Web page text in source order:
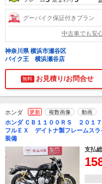
グーバイク保証付きプラン
中古車でも安
神奈川県 横浜市瀬谷区
バイク王 横浜瀬谷店
無料 お見積り/お問合せ
ホンダ 更新 複数画像 動画
ホンダ ＣＢ１１００ＲＳ ２０１
フルＥＸ デイトナ製フレームス
装備
支払